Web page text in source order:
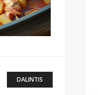
DALINTIS